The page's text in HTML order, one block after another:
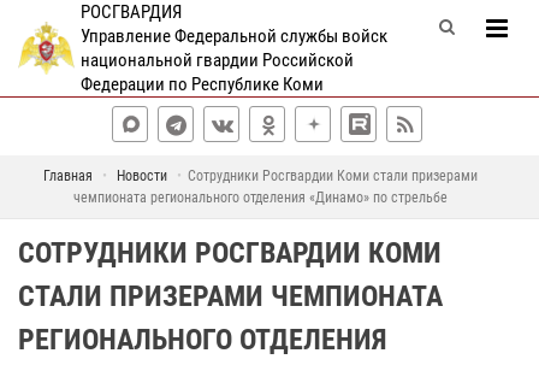
РОСГВАРДИЯ
Управление Федеральной службы войск
национальной гвардии Российской
Федерации по Республике Коми
Главная Новости
Сотрудники Росгвардии Коми стали призерами
чемпионата регионального отделения «Динамо» по стрельбе
СОТРУДНИКИ РОСГВАРДИИ КОМИ
СТАЛИ ПРИЗЕРАМИ ЧЕМПИОНАТА
РЕГИОНАЛЬНОГО ОТДЕЛЕНИЯ